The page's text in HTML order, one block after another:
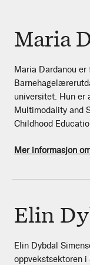
Maria
Maria Dardanou
universitet. Hun er
Multimodality and
Childhood
Mer informasjon
Elin
Elin Dybdal
oppvekstsektoren i